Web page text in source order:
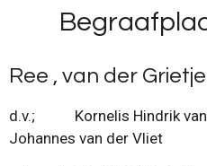
naar
de
hoofdinhoud
Ree , van der Grietje
d.v.; Kornelis Hindrik van
Johannes van der Vliet